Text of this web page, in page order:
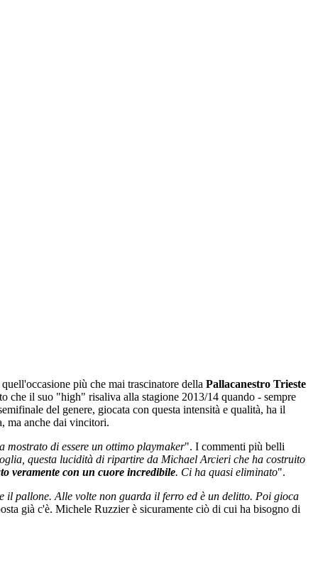
più che mai trascinatore della Pallacanestro Trieste
che il suo "high" risaliva alla stagione 2013/14 quando - sempre
del genere, giocata con questa intensità e qualità, ha il
ma anche dai vincitori.
mostrato di essere un ottimo playmaker". I commenti più belli
questa lucidità di ripartire da Michael Arcieri che ha costruito
veramente con un cuore incredibile. Ci ha quasi eliminato".
il pallone. Alle volte non guarda il ferro ed è un delitto. Poi gioca
già c'è. Michele Ruzzier è sicuramente ciò di cui ha bisogno di